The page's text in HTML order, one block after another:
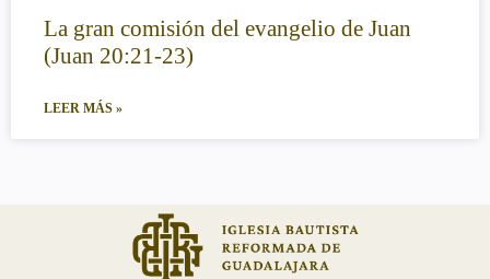
La gran comisión del evangelio de Juan
(Juan 20:21-23)
LEER MÁS »